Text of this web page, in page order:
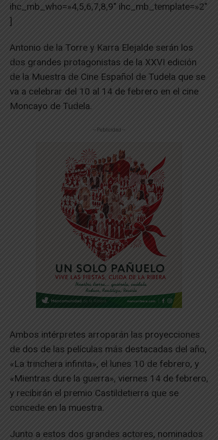
ihc_mb_who=»4,5,6,7,8,9″ ihc_mb_template=»2″
]
Antonio de la Torre y Karra Elejalde serán los
dos grandes protagonistas de la XXVI edición
de la Muestra de Cine Español de Tudela que se
va a celebrar del 10 al 14 de febrero en el cine
Moncayo de Tudela.
-- Publicidad --
Ambos intérpretes arroparán las proyecciones
de dos de las películas más destacadas del año,
«La trinchera infinita», el lunes 10 de febrero, y
«Mientras dure la guerra», viernes 14 de febrero,
y recibirán el premio Castildetierra que se
concede en la muestra.
Junto a estos dos grandes actores, nominados